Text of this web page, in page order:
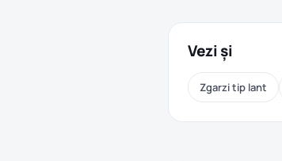
Vezi și
Zgarzi tip lant